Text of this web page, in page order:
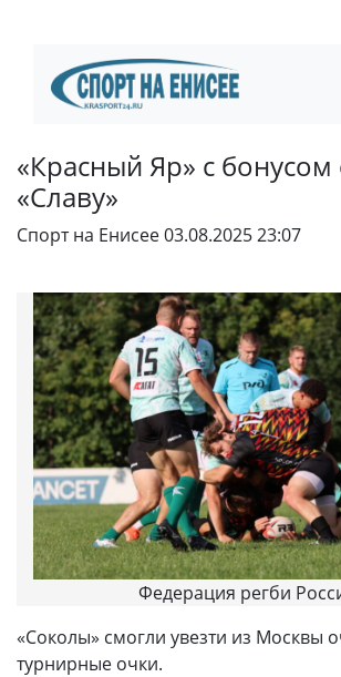
«Красный Яр» с бонусом
«Славу»
Спорт на Енисее03.08.2025 23:07
Федерация регби
«Соколы» смогли увезти из Москвы
турнирные очки.